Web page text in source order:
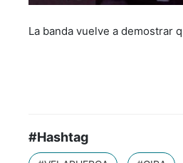
La banda vuelve a demostrar
#Hashtag